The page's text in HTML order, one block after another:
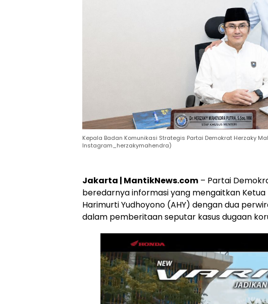
Kepala Badan Komunikasi Strategis Partai Demokrat Herzaky
Instagram_herzakymahendra)
Jakarta | MantikNews.com – Partai
beredarnya informasi yang mengaitkan
Harimurti Yudhoyono (AHY) dengan dua
dalam pemberitaan seputar kasus dugaan